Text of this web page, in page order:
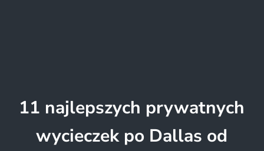
11 najlepszych prywatnych
wycieczek po Dallas od